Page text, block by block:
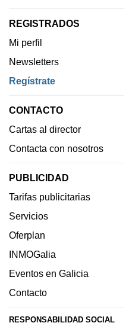
REGISTRADOS
Mi perfil
Newsletters
Regístrate
CONTACTO
Cartas al director
Contacta con nosotros
PUBLICIDAD
Tarifas publicitarias
Servicios
Oferplan
INMOGalia
Eventos en Galicia
Contacto
RESPONSABILIDAD SOCIAL